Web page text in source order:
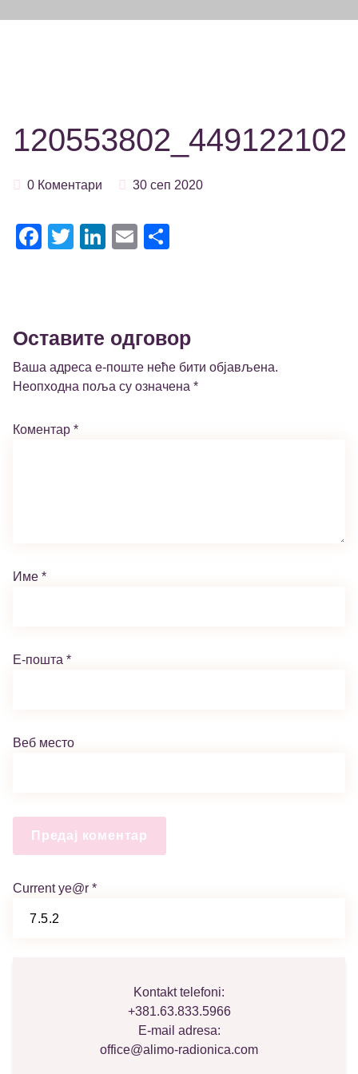
0 Коментари 30 сеп 2020
Facebook
TwitterLinkedIn
Email
Оставите одговор
Ваша адреса е-поште неће бити објављена.
Неопходна поља су означена *
Коментар *
Име *
Е-пошта *
Веб место
Current ye@r *
Kontakt telefoni:
+381.63.833.5966
E-mail adresa:
office@alimo-radionica.com